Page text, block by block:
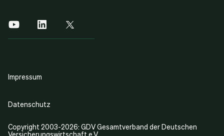
Copyright 2003-2026: GDV Gesamtverband der Deutschen
Versicherungswirtschaft e.V.
Impressum
Datenschutz